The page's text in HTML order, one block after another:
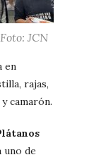
JCN
en
rajas,
camarón.
uno de